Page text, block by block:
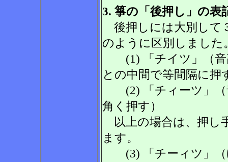
3. 箏の「後押し」の表
後押しには大別して
のように区別しました
(1) 「チイツ」（音
との中間で等間隔に押
(2) 「チィーツ」（
角く押す）
以上の場合は、押し
ます。
(3) 「チーィツ」（